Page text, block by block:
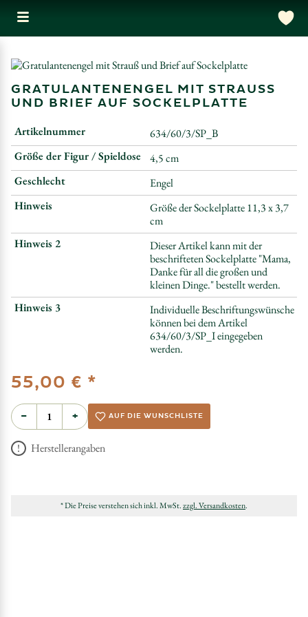
GRATULANTENENGEL MIT STRAUSS U
ND BRIEF AUF SOCKELPLATTE
Artikelnummer
634/60/3/SP_B
Größe der Figur / Spieldose
4,5 cm
Geschlecht
Engel
Hinweis
Größe der Sockelplatte 11,3 x 3,7
cm
Hinweis 2
Dieser Artikel kann mit der
beschrifteten Sockelplatte "Mama,
Danke für all die großen und
kleinen Dinge." bestellt werden.
Hinweis 3
Individuelle Beschriftungswünsche
können bei dem Artikel
634/60/3/SP_I eingegeben
werden.
55,00 € *
− + AUF DIE WUNSCHLISTE
Herstellerangaben
* Die Preise verstehen sich inkl. MwSt.zzgl. Versandkosten.